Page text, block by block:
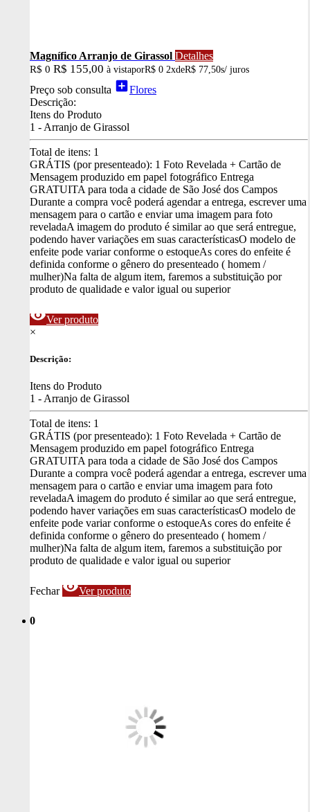
Magnífico Arranjo de Girassol Detalhes
R$ 0 R$ 155,00 à vistaporR$ 0 2xdeR$ 77,50s/ juros
Preço sob consulta add_boxFlores
Descrição:
Itens do Produto
1 - Arranjo de Girassol
Total de itens: 1
GRÁTIS (por presenteado): 1 Foto Revelada + Cartão de
Mensagem produzido em papel fotográfico Entrega
GRATUITA para toda a cidade de São José dos Campos
Durante a compra você poderá agendar a entrega, escrever uma
mensagem para o cartão e enviar uma imagem para foto
reveladaA imagem do produto é similar ao que será entregue,
podendo haver variações em suas característicasO modelo de
enfeite pode variar conforme o estoqueAs cores do enfeite é
definida conforme o gênero do presenteado ( homem /
mulher)Na falta de algum item, faremos a substituição por
produto de qualidade e valor igual ou superior
visibilityVer produto
×
Descrição:
Itens do Produto
1 - Arranjo de Girassol
Total de itens: 1
GRÁTIS (por presenteado): 1 Foto Revelada + Cartão de
Mensagem produzido em papel fotográfico Entrega
GRATUITA para toda a cidade de São José dos Campos
Durante a compra você poderá agendar a entrega, escrever uma
mensagem para o cartão e enviar uma imagem para foto
reveladaA imagem do produto é similar ao que será entregue,
podendo haver variações em suas característicasO modelo de
enfeite pode variar conforme o estoqueAs cores do enfeite é
definida conforme o gênero do presenteado ( homem /
mulher)Na falta de algum item, faremos a substituição por
produto de qualidade e valor igual ou superior
Fechar visibilityVer produto
0